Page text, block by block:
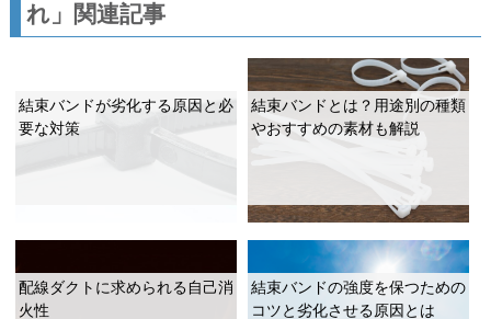
れ」関連記事
結束バンドが劣化する原因と必
要な対策
結束バンドとは？用途別の種類
やおすすめの素材も解説
配線ダクトに求められる自己消
火性
結束バンドの強度を保つための
コツと劣化させる原因とは